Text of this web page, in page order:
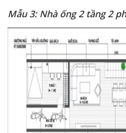
Mẫu 3: Nhà ống 2 tầng 2